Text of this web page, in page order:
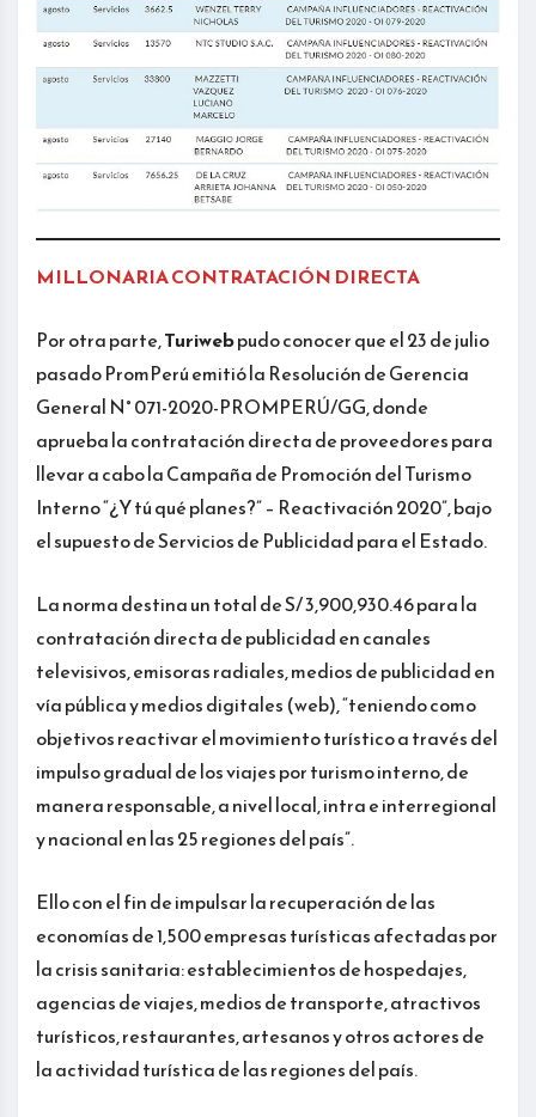
MILLONARIA CONTRATACIÓN DIRECTA
Por otra parte,Turiwebpudo conocer que el 23 de julio
pasado PromPerú emitió la Resolución de Gerencia
General N° 071-2020-PROMPERÚ/GG, donde
aprueba la contratación directa de proveedores para
llevar a cabo la Campaña de Promoción del Turismo
Interno “¿Y tú qué planes?” – Reactivación 2020”, bajo
el supuesto de Servicios de Publicidad para el Estado.
La norma destina un total de S/ 3,900,930.46 para la
contratación directa de publicidad en canales
televisivos, emisoras radiales, medios de publicidad en
vía pública y medios digitales (web), “teniendo como
objetivos reactivar el movimiento turístico a través del
impulso gradual de los viajes por turismo interno, de
manera responsable, a nivel local, intra e interregional
y nacional en las 25 regiones del país”.
Ello con el fin de impulsar la recuperación de las
economías de 1,500 empresas turísticas afectadas por
la crisis sanitaria: establecimientos de hospedajes,
agencias de viajes, medios de transporte, atractivos
turísticos, restaurantes, artesanos y otros actores de
la actividad turística de las regiones del país.